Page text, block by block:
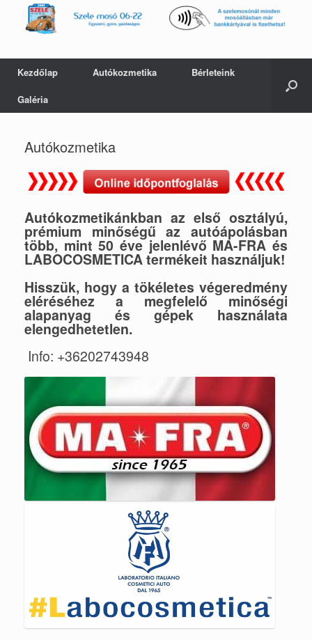
Kezdőlap Autókozmetika Bérleteink
Galéria
Autókozmetika
Autókozmetikánkban az első osztályú,
prémium minőségű az autóápolásban
több, mint 50 éve jelenlévő MA-FRA és
LABOCOSMETICA termékeit használjuk!
Hisszük, hogy a tökéletes végeredmény
eléréséhez a megfelelő minőségi
alapanyag és gépek használata
elengedhetetlen.
Info: +36202743948